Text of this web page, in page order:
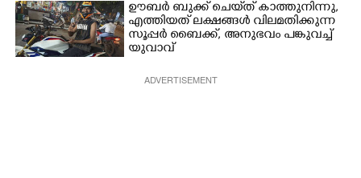
ഊബർ ബുക്ക് ചെയ്‌ത് കാത്തുനിന്നു,​
എത്തിയത് ലക്ഷങ്ങൾ വിലമതിക്കുന്ന
സൂപ്പർ ബൈക്ക്,​ അനുഭവം പങ്കുവച്ച്
യുവാവ്
ADVERTISEMENT